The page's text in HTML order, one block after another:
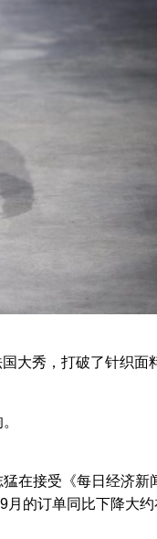
大秀，打破了针织面
在接受《每日经济新
的订单同比下降大约